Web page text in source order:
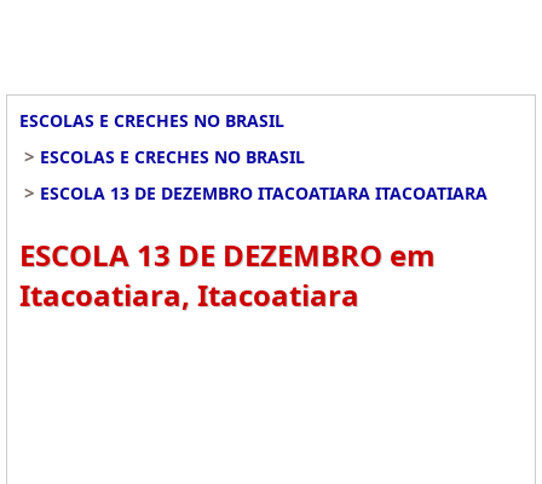
ESCOLAS E CRECHES NO BRASIL
> ESCOLAS E CRECHES NO BRASIL
> ESCOLA 13 DE DEZEMBRO ITACOATIARA ITACOATIARA
ESCOLA 13 DE DEZEMBRO em
Itacoatiara, Itacoatiara